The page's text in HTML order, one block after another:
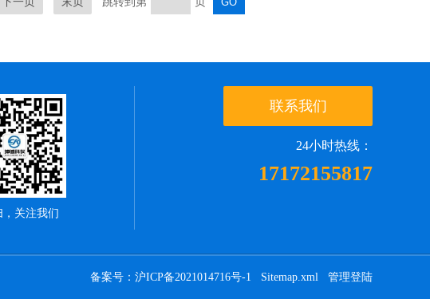
，关注我们
联系我们
24小时热线：
17172155817
备案号：沪ICP备2021014716号-1 Sitemap.xml 管理登陆